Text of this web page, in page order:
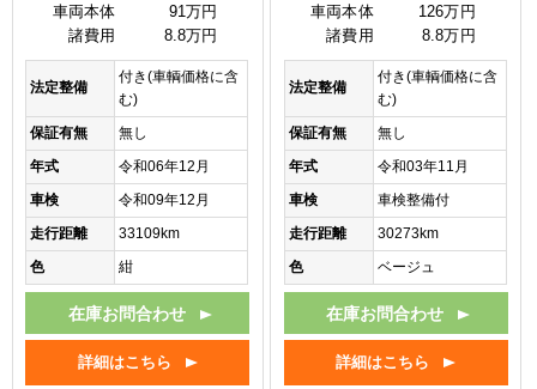
車両本体
91万円
諸費用
8.8万円
法定整備
付き(車輌価格に含
む)
保証有無
無し
年式
令和06年12月
車検
令和09年12月
走行距離
33109km
色
紺
在庫お問合わせ
詳細はこちら
車両本体
126万円
諸費用
8.8万円
法定整備
付き(車輌価格に含
む)
保証有無
無し
年式
令和03年11月
車検
車検整備付
走行距離
30273km
色
ベージュ
在庫お問合わせ
詳細はこちら